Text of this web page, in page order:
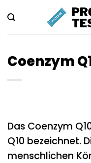
Inhalt
springen
Coenzym
Das Coenzym
Q10 bezeichnet.
menschlichen